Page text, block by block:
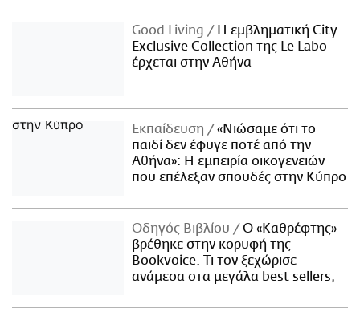
Good Living
Η εμβληματική City
Exclusive Collection της Le Labo
έρχεται στην Αθήνα
Εκπαίδευση
«Νιώσαμε ότι το
παιδί δεν έφυγε ποτέ από την
Αθήνα»: Η εμπειρία οικογενειών
που επέλεξαν σπουδές στην Κύπρο
Οδηγός Βιβλίου
Ο «Καθρέφτης»
βρέθηκε στην κορυφή της
Bookvoice. Τι τον ξεχώρισε
ανάμεσα στα μεγάλα best sellers;